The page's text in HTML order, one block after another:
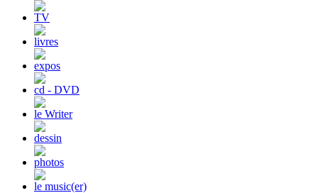
TV
livres
expos
cd - DVD
le Writer
dessin
photos
le music(er)